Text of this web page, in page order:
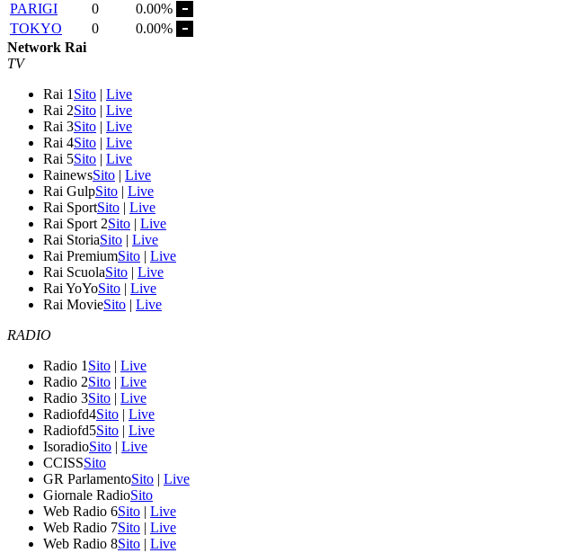
PARIGI
0
0.00%
TOKYO
0
0.00%
Network Rai
TV
Rai 1 Sito | Live
Rai 2Sito | Live
Rai 3Sito | Live
Rai 4Sito | Live
Rai 5Sito | Live
RainewsSito | Live
Rai GulpSito | Live
Rai SportSito | Live
Rai Sport 2Sito | Live
Rai StoriaSito | Live
Rai PremiumSito | Live
Rai ScuolaSito | Live
Rai YoYoSito | Live
Rai MovieSito | Live
RADIO
Radio 1 Sito | Live
Radio 2Sito | Live
Radio 3Sito | Live
Radiofd4Sito | Live
Radiofd5Sito | Live
IsoradioSito | Live
CCISSSito
GR ParlamentoSito | Live
Giornale RadioSito
Web Radio 6Sito | Live
Web Radio 7Sito | Live
Web Radio 8Sito | Live